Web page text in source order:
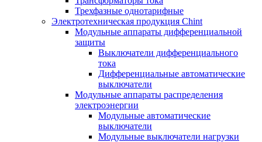
Трехфазные однотарифные
Электротехническая продукция Chint
Модульные аппараты дифференциальной
защиты
Выключатели дифференциального
тока
Дифференциальные автоматические
выключатели
Модульные аппараты распределения
электроэнергии
Модульные автоматические
выключатели
Модульные выключатели нагрузки